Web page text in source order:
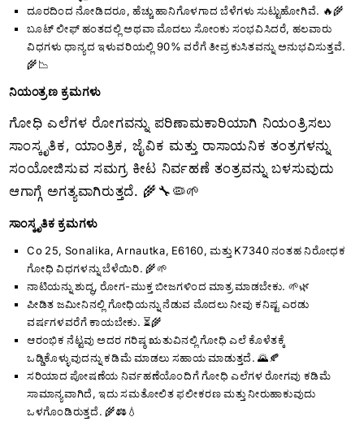
ದೂರದಿಂದ ನೋಡಿದರೂ, ಹೆಚ್ಚು ಹಾನಿಗೊಳಗಾದ ಬೆಳೆಗಳು ಸುಟ್ಟುಹೋಗಿವೆ. 🔥🌾
ಬೂಟ್ ಲೀಫ್ ಹಂತದಲ್ಲಿ ಅಥವಾ ಮೊದಲು ಸೋಂಕು ಸಂಭವಿಸಿದರೆ, ಹಲವಾರು
ವಿಧಗಳು ಧಾನ್ಯದ ಇಳುವರಿಯಲ್ಲಿ 90% ವರೆಗೆ ತೀವ್ರ ಕುಸಿತವನ್ನು ಅನುಭವಿಸುತ್ತವೆ.
🌾📉
ನಿಯಂತ್ರಣ ಕ್ರಮಗಳು
ಗೋಧಿ ಎಲೆಗಳ ರೋಗವನ್ನು ಪರಿಣಾಮಕಾರಿಯಾಗಿ ನಿಯಂತ್ರಿಸಲು
ಸಾಂಸ್ಕೃತಿಕ, ಯಾಂತ್ರಿಕ, ಜೈವಿಕ ಮತ್ತು ರಾಸಾಯನಿಕ ತಂತ್ರಗಳನ್ನು
ಸಂಯೋಜಿಸುವ ಸಮಗ್ರ ಕೀಟ ನಿರ್ವಹಣೆ ತಂತ್ರವನ್ನು ಬಳಸುವುದು
ಆಗಾಗ್ಗೆ ಅಗತ್ಯವಾಗಿರುತ್ತದೆ. 🌾🔧🦠🌱
ಸಾಂಸ್ಕೃತಿಕ ಕ್ರಮಗಳು
Co 25, Sonalika, Arnautka, E6160, ಮತ್ತು K7340 ನಂತಹ ನಿರೋಧಕ
ಗೋಧಿ ವಿಧಗಳನ್ನು ಬೆಳೆಯಿರಿ. 🌾🌱
ನಾಟಿಯನ್ನು ಶುದ್ಧ, ರೋಗ-ಮುಕ್ತ ಬೀಜಗಳಿಂದ ಮಾತ್ರ ಮಾಡಬೇಕು. 🌱🌿
ಪೀಡಿತ ಜಮೀನಿನಲ್ಲಿ ಗೋಧಿಯನ್ನು ನೆಡುವ ಮೊದಲು ನೀವು ಕನಿಷ್ಟ ಎರಡು
ವರ್ಷಗಳವರೆಗೆ ಕಾಯಬೇಕು. ⏳🌾
ಆರಂಭಿಕ ನೆಟ್ಟವು ಅದರ ಗರಿಷ್ಠ ಋತುವಿನಲ್ಲಿ ಗೋಧಿ ಎಲೆ ಕೊಳೆತಕ್ಕೆ
ಒಡ್ಡಿಕೊಳ್ಳುವುದನ್ನು ಕಡಿಮೆ ಮಾಡಲು ಸಹಾಯ ಮಾಡುತ್ತದೆ. 🌄🍂
ಸರಿಯಾದ ಪೋಷಣೆಯ ನಿರ್ವಹಣೆಯೊಂದಿಗೆ ಗೋಧಿ ಎಲೆಗಳ ರೋಗವು ಕಡಿಮೆ
ಸಾಮಾನ್ಯವಾಗಿದೆ, ಇದು ಸಮತೋಲಿತ ಫಲೀಕರಣ ಮತ್ತು ನೀರುಹಾಕುವುದು
ಒಳಗೊಂಡಿರುತ್ತದೆ. 🌾⚖️💧